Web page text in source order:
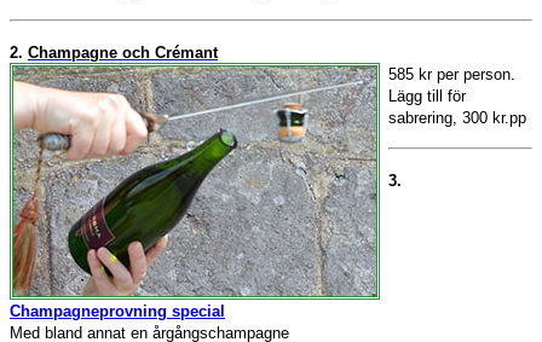
2. Champagne och Crémant
585 kr per person.
Lägg till för
sabrering, 300 kr.pp
3.
Champagneprovning special
Med bland annat en årgångschampagne